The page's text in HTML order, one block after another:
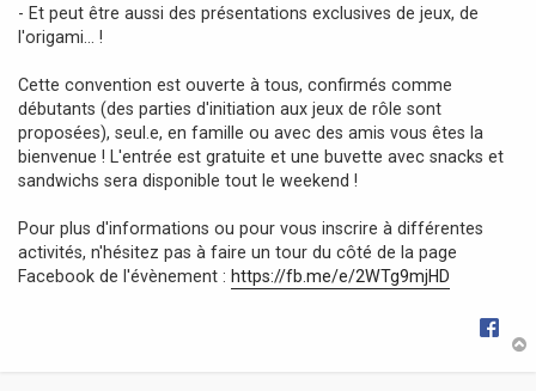
- Et peut être aussi des présentations exclusives de jeux, de
l'origami… !
Cette convention est ouverte à tous, confirmés comme
débutants (des parties d'initiation aux jeux de rôle sont
proposées), seul.e, en famille ou avec des amis vous êtes la
bienvenue ! L'entrée est gratuite et une buvette avec snacks et
sandwichs sera disponible tout le weekend !
Pour plus d'informations ou pour vous inscrire à différentes
activités, n'hésitez pas à faire un tour du côté de la page
Facebook de l'évènement : https://fb.me/e/2WTg9mjHD